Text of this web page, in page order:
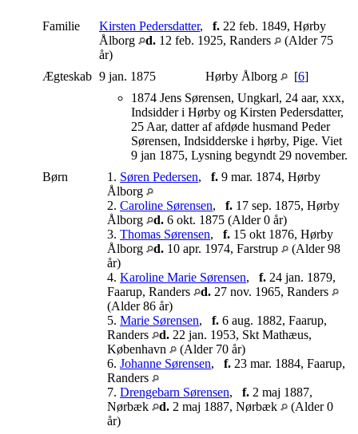
Familie Kirsten Pedersdatter, f. 22 feb. 1849, Hørby
Ålborg
d. 12 feb. 1925, Randers
(Alder 75
år)
Ægteskab 9 jan. 1875 Hørby Ålborg [6]
1874 Jens Sørensen, Ungkarl, 24 aar, xxx,
Indsidder i Hørby og Kirsten Pedersdatter,
25 Aar, datter af afdøde husmand Peder
Sørensen, Indsidderske i hørby, Pige. Viet
9 jan 1875, Lysning begyndt 29 november.
Børn
1. Søren Pedersen, f. 9 mar. 1874, Hørby
Ålborg
2. Caroline Sørensen, f. 17 sep. 1875, Hørby
Ålborg
d. 6 okt. 1875 (Alder 0 år)
3. Thomas Sørensen, f. 15 okt 1876, Hørby
Ålborg
d. 10 apr. 1974, Farstrup
(Alder 98
år)
4. Karoline Marie Sørensen, f. 24 jan. 1879,
Faarup, Randers
d. 27 nov. 1965, Randers
(Alder 86 år)
5. Marie Sørensen, f. 6 aug. 1882, Faarup,
Randers
d. 22 jan. 1953, Skt Mathæus,
København
(Alder 70 år)
6. Johanne Sørensen, f. 23 mar. 1884, Faarup,
Randers
7. Drengebarn Sørensen, f. 2 maj 1887,
Nørbæk
d. 2 maj 1887, Nørbæk
(Alder 0
år)